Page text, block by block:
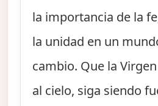
la importancia de la
la unidad en un
cambio. Que la
al cielo, siga siendo